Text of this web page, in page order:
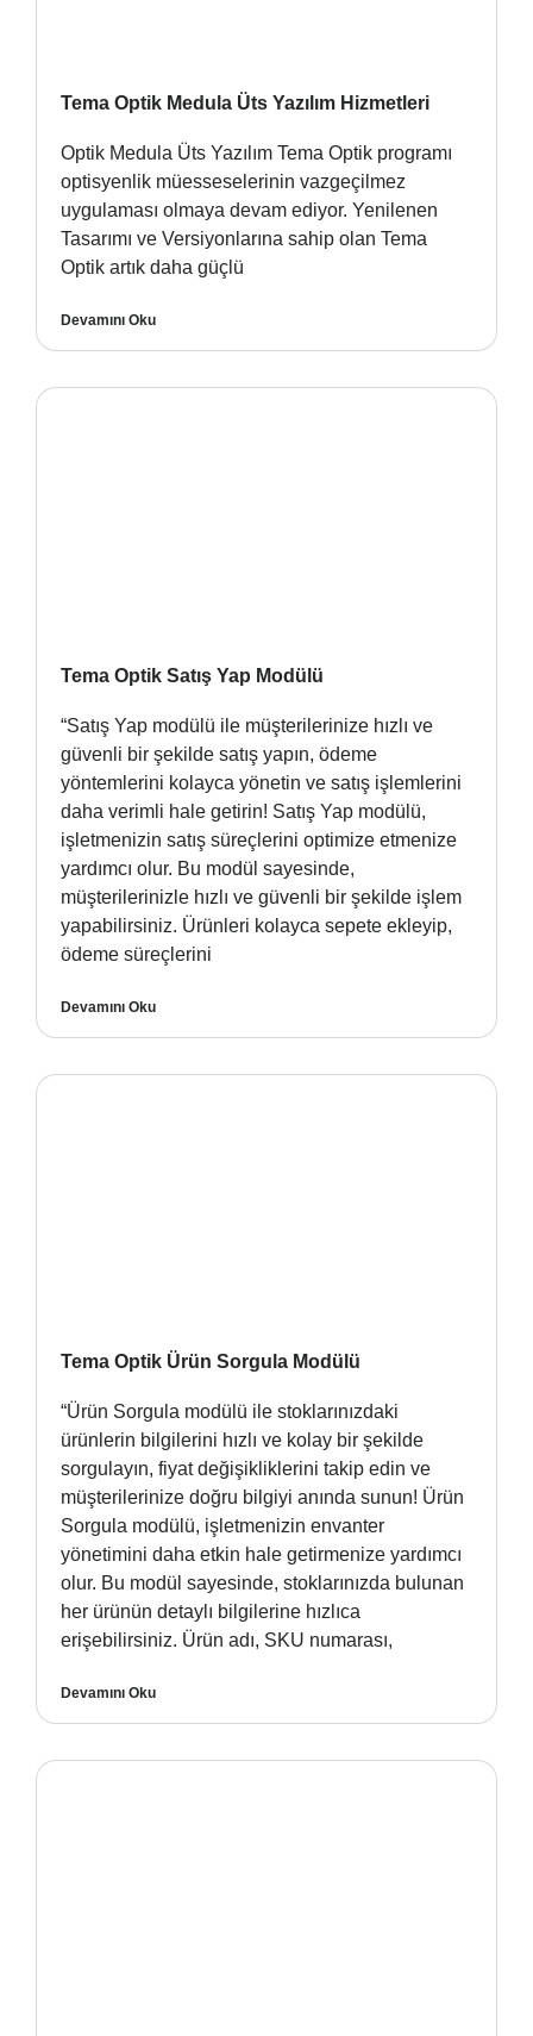
Tema Optik Medula Üts Yazılım Hizmetleri
Optik Medula Üts Yazılım Tema Optik programı
optisyenlik müesseselerinin vazgeçilmez
uygulaması olmaya devam ediyor. Yenilenen
Tasarımı ve Versiyonlarına sahip olan Tema
Optik artık daha güçlü
Devamını Oku
Tema Optik Satış Yap Modülü
“Satış Yap modülü ile müşterilerinize hızlı ve
güvenli bir şekilde satış yapın, ödeme
yöntemlerini kolayca yönetin ve satış işlemlerini
daha verimli hale getirin! Satış Yap modülü,
işletmenizin satış süreçlerini optimize etmenize
yardımcı olur. Bu modül sayesinde,
müşterilerinizle hızlı ve güvenli bir şekilde işlem
yapabilirsiniz. Ürünleri kolayca sepete ekleyip,
ödeme süreçlerini
Devamını Oku
Tema Optik Ürün Sorgula Modülü
“Ürün Sorgula modülü ile stoklarınızdaki
ürünlerin bilgilerini hızlı ve kolay bir şekilde
sorgulayın, fiyat değişikliklerini takip edin ve
müşterilerinize doğru bilgiyi anında sunun! Ürün
Sorgula modülü, işletmenizin envanter
yönetimini daha etkin hale getirmenize yardımcı
olur. Bu modül sayesinde, stoklarınızda bulunan
her ürünün detaylı bilgilerine hızlıca
erişebilirsiniz. Ürün adı, SKU numarası,
Devamını Oku